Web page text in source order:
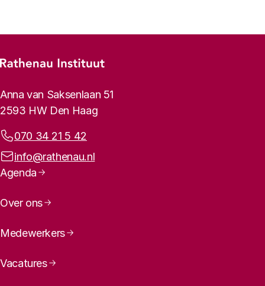
Footer-menu
Rathenau logo, naar de homepage
Contactinformatie
Anna van Saksenlaan 51
2593 HW Den Haag
Telefoonnummer:
070 34 21 5 42
E-mailadres:
info@rathenau.nl
Paginanavigatie
Agenda
Over ons
Medewerkers
Vacatures